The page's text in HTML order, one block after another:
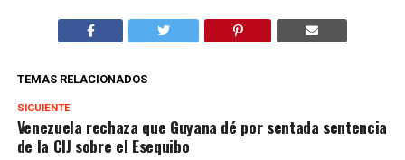
TEMAS RELACIONADOS
SIGUIENTE
Venezuela rechaza que Guyana dé por sentada sentencia
de la CIJ sobre el Esequibo